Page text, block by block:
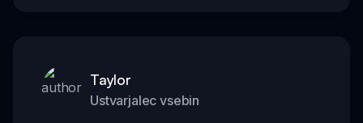
Taylor
Ustvarjalec vsebin